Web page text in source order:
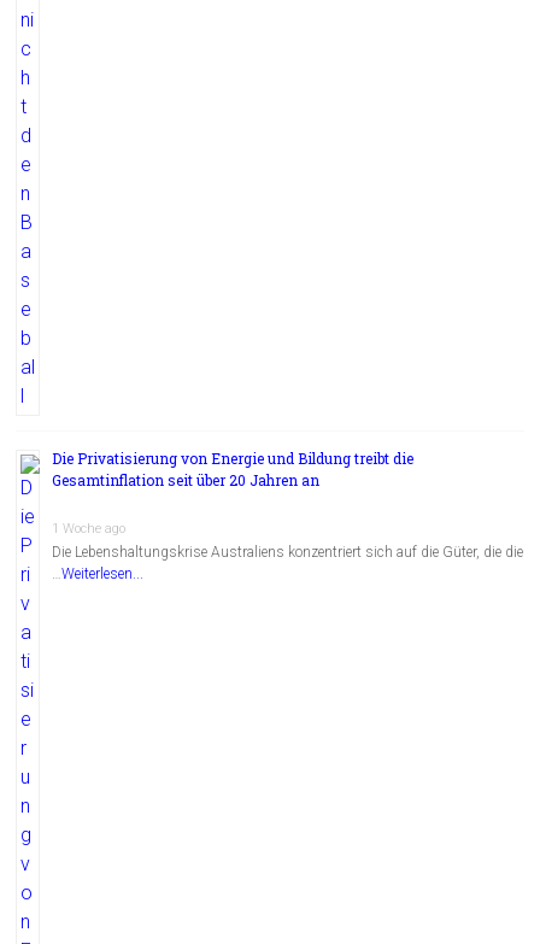
Die Privatisierung von Energie und Bildung treibt die
Gesamtinflation seit über 20 Jahren an
1 Woche ago
Die Lebenshaltungskrise Australiens konzentriert sich auf die Güter, die die
…Weiterlesen...